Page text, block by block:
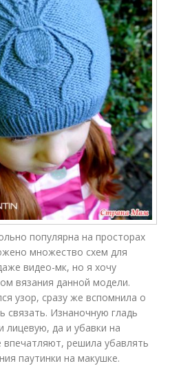
популярна на просторах
множество схем для
видео-мк, но я хочу
вязания данной модели.
узор, сразу же вспомнила о
связать. Изнаночную гладь
лицевую, да и убавки на
впечатляют, решила убавлять
паутинки на макушке.